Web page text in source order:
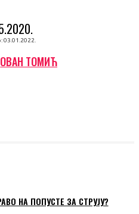
03.01.2022.
ТОМИЋ
НА ПОПУСТЕ ЗА СТРУЈУ?